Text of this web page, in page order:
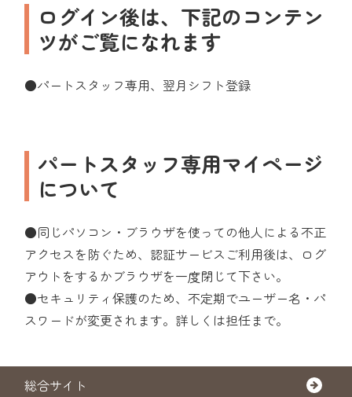
ログイン後は、下記のコンテン
ツがご覧になれます
●パートスタッフ専用、翌月シフト登録
パートスタッフ専用マイページ
について
●同じパソコン・ブラウザを使っての他人による不正
アクセスを防ぐため、認証サービスご利用後は、ログ
アウトをするかブラウザを一度閉じて下さい。
●セキュリティ保護のため、不定期でユーザー名・パ
スワードが変更されます。詳しくは担任まで。
総合サイト